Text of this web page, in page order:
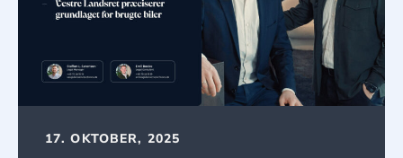
17. OKTOBER, 2025